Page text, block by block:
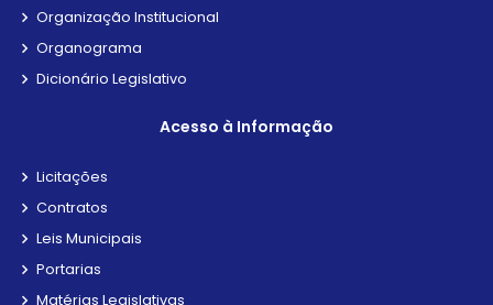
Organização Institucional
Organograma
Dicionário Legislativo
Acesso à Informação
Licitações
Contratos
Leis Municipais
Portarias
Matérias Legislativas